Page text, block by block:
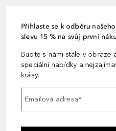
Přihlaste se k odběru
slevu 15 % na svůj první
Buďte s námi stále v obraze
speciální nabídky a
krásy.
Emailová adresa*